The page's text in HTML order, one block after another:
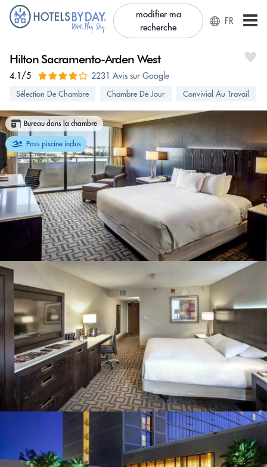
modifier ma
recherche
FR
Hilton Sacramento-Arden West
4.1/5 2231 Avis sur Google
Sélection De Chambre Chambre De Jour Convivial Au Travail
Bureau dans la chambre
Pass piscine inclus